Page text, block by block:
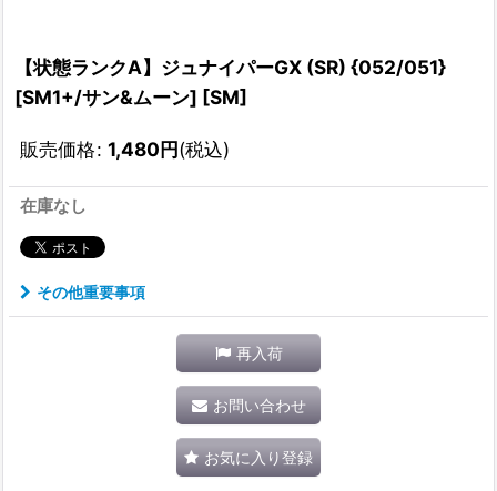
【状態ランクA】ジュナイパーGX (SR) {052/051}
[SM1+/サン&ムーン] [SM]
販売価格: 1,480円(税込)
在庫なし
その他重要事項
再入荷
お問い合わせ
お気に入り登録